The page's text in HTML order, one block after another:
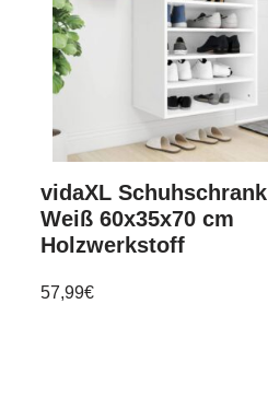
vidaXL Schuhschrank
Weiß 60x35x70 cm
Holzwerkstoff
57,99€